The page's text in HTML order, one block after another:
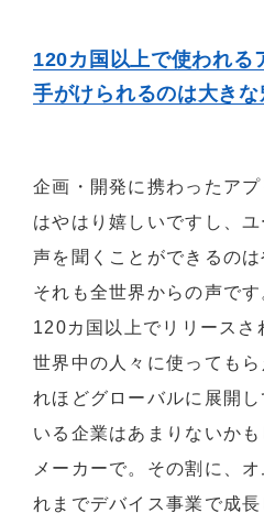
120カ国以上で使われる
手がけられるのは大きな
企画・開発に携わったア
はやはり嬉しいですし、
声を聞くことができるのは
それも全世界からの声で
120カ国以上でリリースさ
世界中の人々に使っても
れほどグローバルに展開
いる企業はあまりないか
メーカーで。その割に、
れまでデバイス事業で成長